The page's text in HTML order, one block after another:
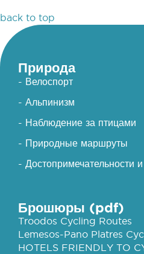
back to top
Природа
- Велоспорт
- Альпинизм
- Наблюдение за птицами
- Природные маршруты
- Достопримечательности
Брошюры (pdf)
Troodos Cycling Routes
Lemesos-Pano Platres
HOTELS FRIENDLY TO